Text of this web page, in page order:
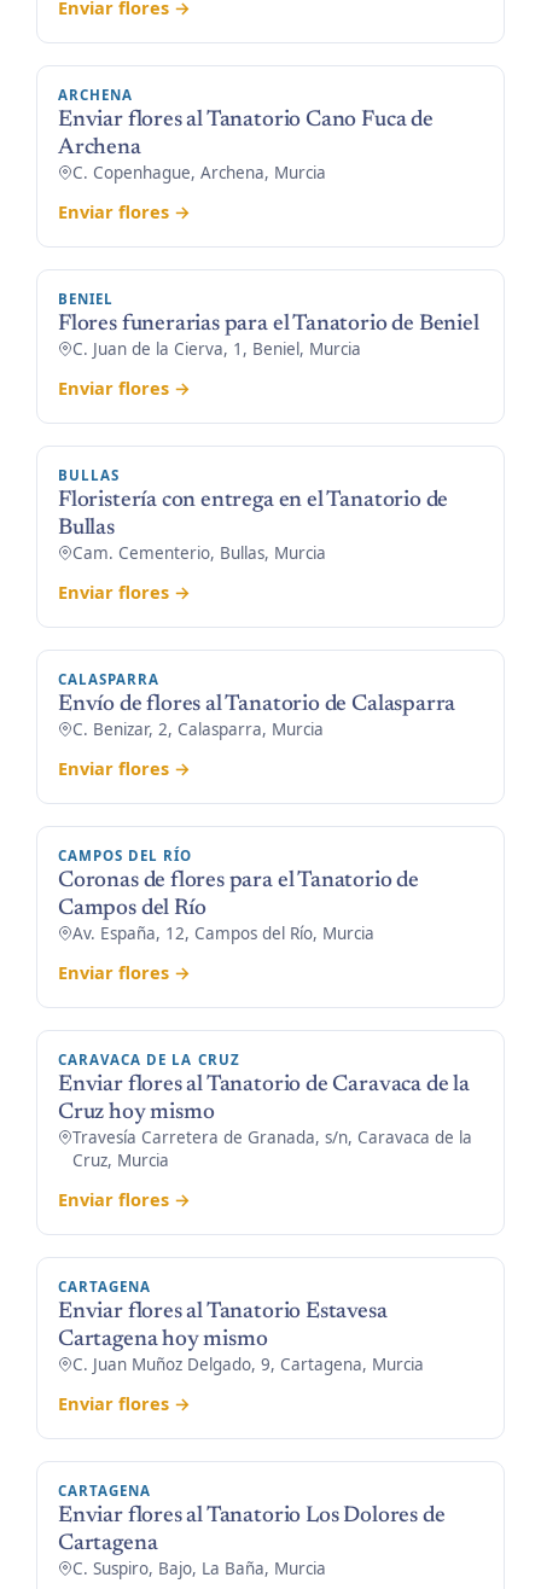
Enviar flores →
ARCHENA
Enviar flores al Tanatorio Cano Fuca de
Archena
C. Copenhague, Archena, Murcia
Enviar flores →
BENIEL
Flores funerarias para el Tanatorio de Beniel
C. Juan de la Cierva, 1, Beniel, Murcia
Enviar flores →
BULLAS
Floristería con entrega en el Tanatorio de
Bullas
Cam. Cementerio, Bullas, Murcia
Enviar flores →
CALASPARRA
Envío de flores al Tanatorio de Calasparra
C. Benizar, 2, Calasparra, Murcia
Enviar flores →
CAMPOS DEL RÍO
Coronas de flores para el Tanatorio de
Campos del Río
Av. España, 12, Campos del Río, Murcia
Enviar flores →
CARAVACA DE LA CRUZ
Enviar flores al Tanatorio de Caravaca de la
Cruz hoy mismo
Travesía Carretera de Granada, s/n, Caravaca de la
Cruz, Murcia
Enviar flores →
CARTAGENA
Enviar flores al Tanatorio Estavesa
Cartagena hoy mismo
C. Juan Muñoz Delgado, 9, Cartagena, Murcia
Enviar flores →
CARTAGENA
Enviar flores al Tanatorio Los Dolores de
Cartagena
C. Suspiro, Bajo, La Baña, Murcia